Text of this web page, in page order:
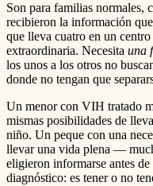
Son para familias normales,
recibieron la información
que lleva cuatro en un
extraordinaria. Necesita una
los unos a los otros no
donde no tengan que
Un menor con VIH tratado
mismas posibilidades de
niño. Un peque con una
llevar una vida plena —
eligieron informarse antes
diagnóstico: es tener o no